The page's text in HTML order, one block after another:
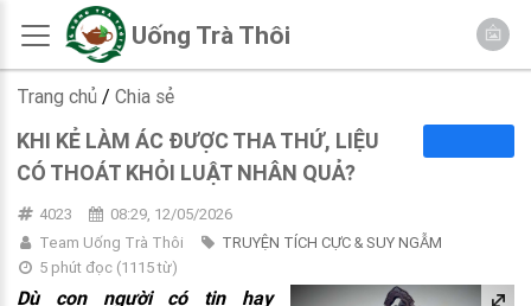
Uống Trà Thôi
Trang chủ / Chia sẻ
KHI KẺ LÀM ÁC ĐƯỢC THA THỨ, LIỆU
CÓ THOÁT KHỎI LUẬT NHÂN QUẢ?
4023
08:29, 12/05/2026
Team Uống Trà Thôi
TRUYỆN TÍCH CỰC & SUY NGẪM
5 phút đọc(1115từ)
Dù con người có tin hay